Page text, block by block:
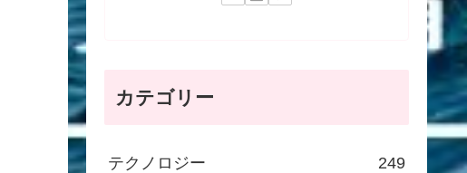
カテゴリー
テクノロジー 249